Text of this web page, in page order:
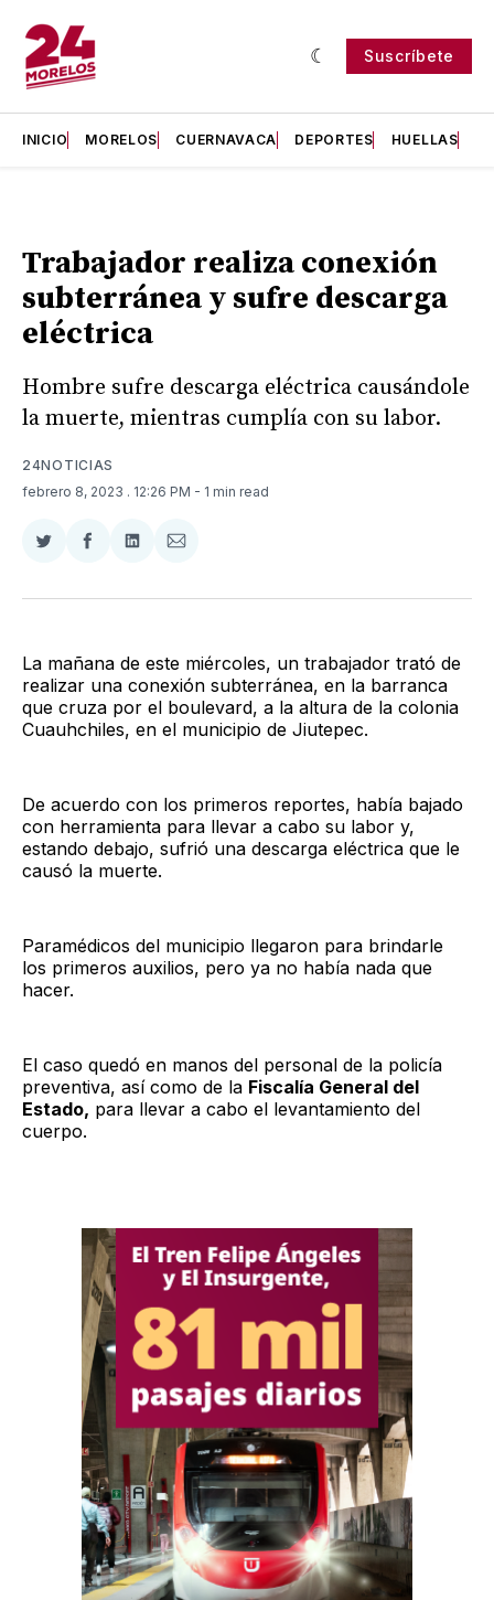
Suscríbete
INICIO MORELOS CUERNAVACA DEPORTES HUELLAS
Trabajador realiza conexión
subterránea y sufre descarga
eléctrica
Hombre sufre descarga eléctrica causándole
la muerte, mientras cumplía con su labor.
24NOTICIAS
febrero 8, 2023 . 12:26 PM - 1 min read
Compartir
Twitter
Compartir
Facebook
Compartir
LinkedIn
Compartir
Email
La mañana de este miércoles, un trabajador trató de
realizar una conexión subterránea, en la barranca
que cruza por el boulevard, a la altura de la colonia
Cuauhchiles, en el municipio de Jiutepec.
De acuerdo con los primeros reportes, había bajado
con herramienta para llevar a cabo su labor y,
estando debajo, sufrió una descarga eléctrica que le
causó la muerte.
Paramédicos del municipio llegaron para brindarle
los primeros auxilios, pero ya no había nada que
hacer.
El caso quedó en manos del personal de la policía
preventiva, así como de la Fiscalía General del
Estado, para llevar a cabo el levantamiento del
cuerpo.